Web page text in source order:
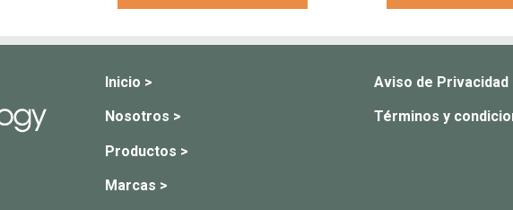
Inicio >
Nosotros >
Productos >
Marcas >
Aviso de Privacidad
Términos y